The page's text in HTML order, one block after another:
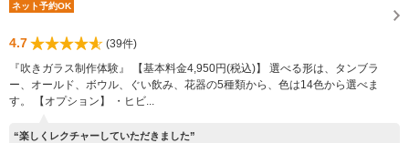
ネット予約OK
4.7
(39件)
『吹きガラス制作体験』 【基本料金4,950円(税込)】 選べる形は、タンブラ
ー、オールド、ボウル、ぐい飲み、花器の5種類から、色は14色から選べま
す。 【オプション】 ・ヒビ...
“楽しくレクチャーしていただきました”